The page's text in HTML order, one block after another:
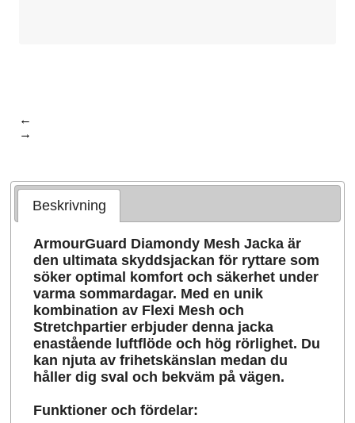
←
→
Beskrivning
ArmourGuard Diamondy Mesh Jacka är
den ultimata skyddsjackan för ryttare som
söker optimal komfort och säkerhet under
varma sommardagar. Med en unik
kombination av Flexi Mesh och
Stretchpartier erbjuder denna jacka
enastående luftflöde och hög rörlighet. Du
kan njuta av frihetskänslan medan du
håller dig sval och bekväm på vägen.
Funktioner och fördelar: